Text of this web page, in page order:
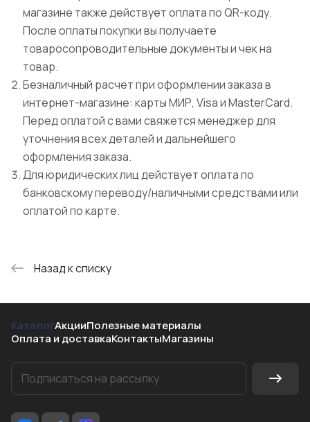
магазине также действует оплата по QR-коду.
После оплаты покупки вы получаете
товаросопроводительные документы и чек на
товар.
Безналичный расчет при оформлении заказа в
интернет-магазине: карты МИР, Visa и MasterCard.
Перед оплатой с вами свяжется менеджер для
уточнения всех деталей и дальнейшего
оформления заказа.
Для юридических лиц действует оплата по
банковскому переводу/наличными средствами или
оплатой по карте.
Назад к списку
КаталогАкцииПолезные материалы
Оплата и доставкаКонтактыМагазины